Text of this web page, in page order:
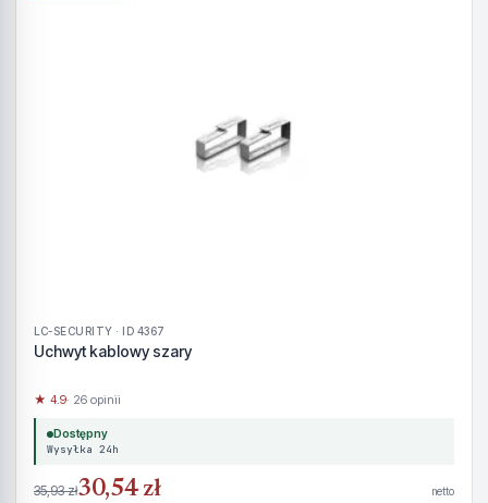
LC-SECURITY · ID 4367
Uchwyt kablowy szary
★ 4.9· 26 opinii
Dostępny
Wysyłka 24h
35,93 zł30,54 zł netto